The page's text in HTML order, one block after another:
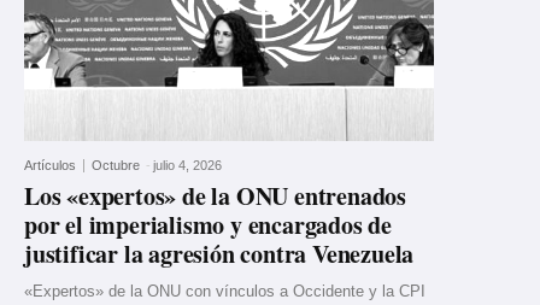
Artículos Octubre - julio 4, 2026
Los «expertos» de la ONU entrenados
por el imperialismo y encargados de
justificar la agresión contra Venezuela
«Expertos» de la ONU con vínculos a Occidente y la CPI